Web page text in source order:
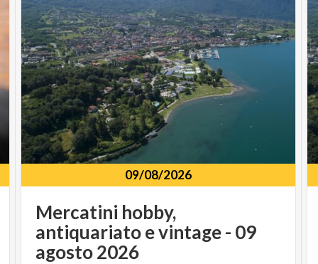
09/08/2026
Mercatini hobby,
antiquariato e vintage - 09
agosto 2026